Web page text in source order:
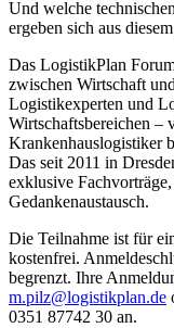
Und welche
ergeben sich aus
Das LogistikPlan
zwischen Wirtschaft
Logistikexperten und
Wirtschaftsbereichen –
Krankenhauslogistiker
Das seit 2011 in
exklusive
Gedankenaustausch.
Die Teilnahme ist für
kostenfrei.
begrenzt. Ihre
m.pilz@logistikplan.de
0351 87742 30 an.